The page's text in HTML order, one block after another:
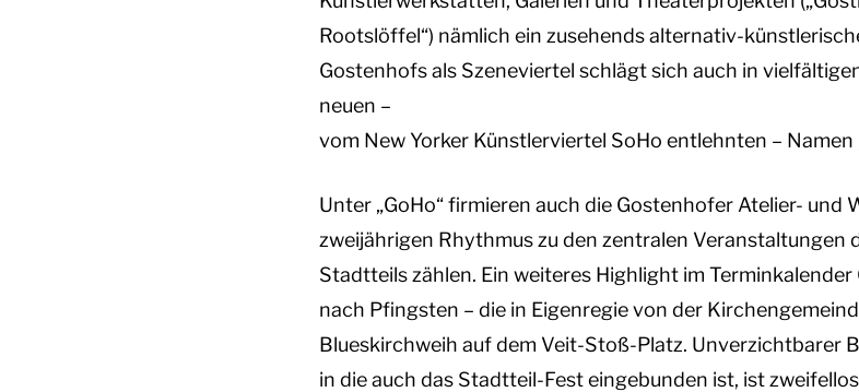
Rootslöffel“) nämlich ein zusehends alternativ-
Gostenhofs als Szeneviertel schlägt sich auch in
neuen –
vom New Yorker Künstlerviertel SoHo entlehnten – Namen
Unter „GoHo“ firmieren auch die Gostenhofer Atelier- und
zweijährigen Rhythmus zu den zentralen Veranstaltungen
Stadtteils zählen. Ein weiteres Highlight im
nach Pfingsten – die in Eigenregie von der
Blueskirchweih auf dem Veit-Stoß-Platz. Unverzichtbarer
in die auch das Stadtteil-Fest eingebunden ist, ist